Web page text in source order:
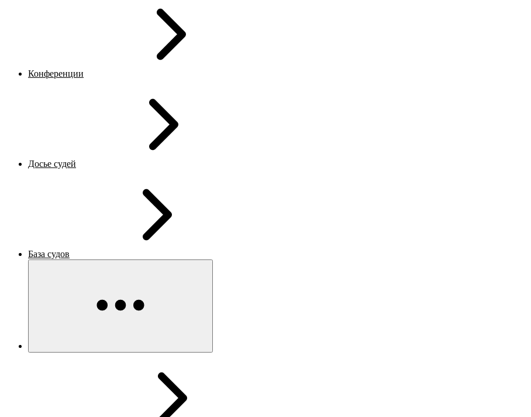
Конференции
Досье судей
База судов